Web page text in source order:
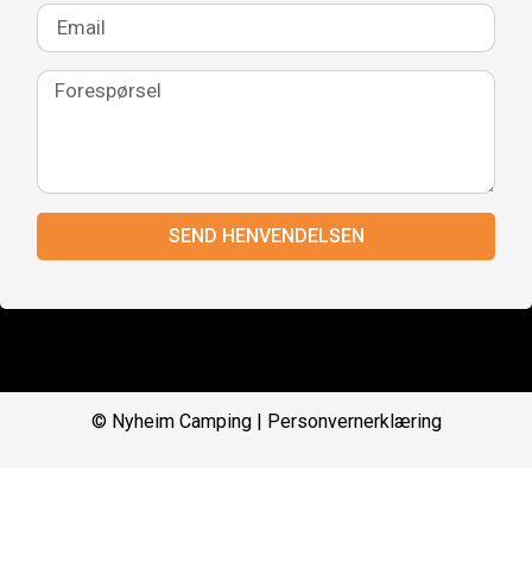
SEND HENVENDELSEN
© Nyheim Camping | Personvernerklæring